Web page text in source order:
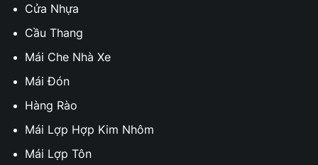
Cửa Nhựa
Cầu Thang
Mái Che Nhà Xe
Mái Đón
Hàng Rào
Mái Lợp Hợp Kim Nhôm
Mái Lợp Tôn